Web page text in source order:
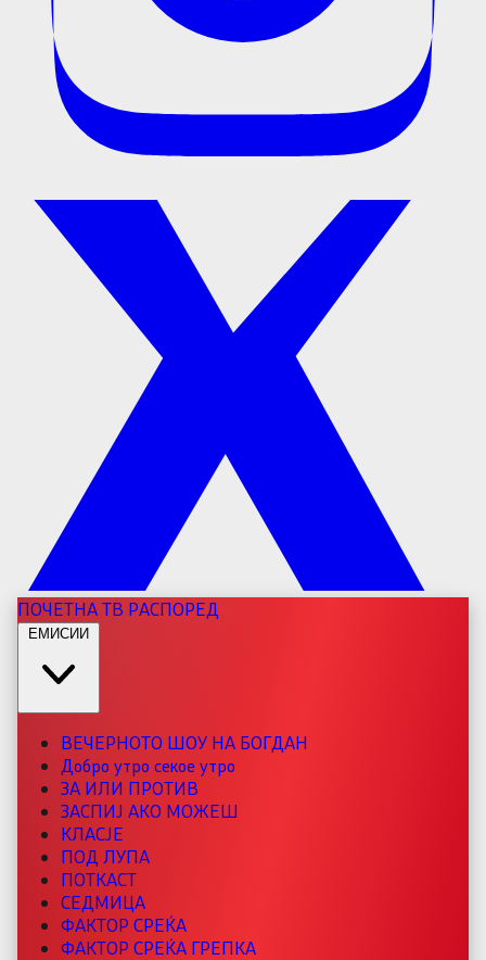
ПОЧЕТНАТВ РАСПОРЕД
ЕМИСИИ
ВЕЧЕРНОТО ШОУ НА БОГДАН
Добро утро секое утро
ЗА ИЛИ ПРОТИВ
ЗАСПИЈ АКО МОЖЕШ
КЛАСЈЕ
ПОД ЛУПА
ПОТКАСТ
СЕДМИЦА
ФАКТОР СРЕЌА
ФАКТОР СРЕЌА ГРЕПКА